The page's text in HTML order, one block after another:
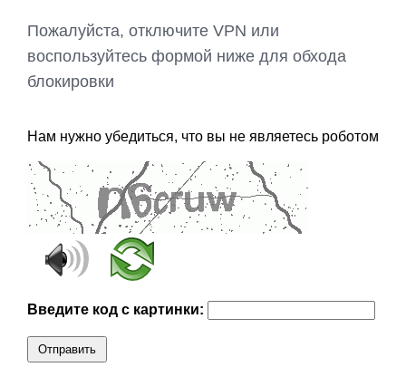
Пожалуйста, отключите VPN или
воспользуйтесь формой ниже для обхода
блокировки
Нам нужно убедиться, что вы не являетесь роботом
Введите код с картинки:
Отправить